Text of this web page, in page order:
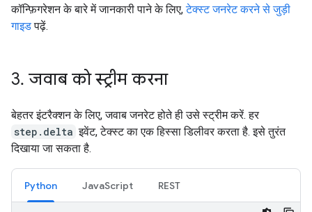
कॉन्फ़िगरेशन के बारे में जानकारी पाने के लिए,टेक्स्ट जनरेट करने से जुड़ी
गाइडपढ़ें.
3. जवाब को स्ट्रीम करना
बेहतर इंटरैक्शन के लिए, जवाब जनरेट होते ही उसे स्ट्रीम करें. हर
step.delta इवेंट, टेक्स्ट का एक हिस्सा डिलीवर करता है. इसे तुरंत
दिखाया जा सकता है.
Python JavaScript REST